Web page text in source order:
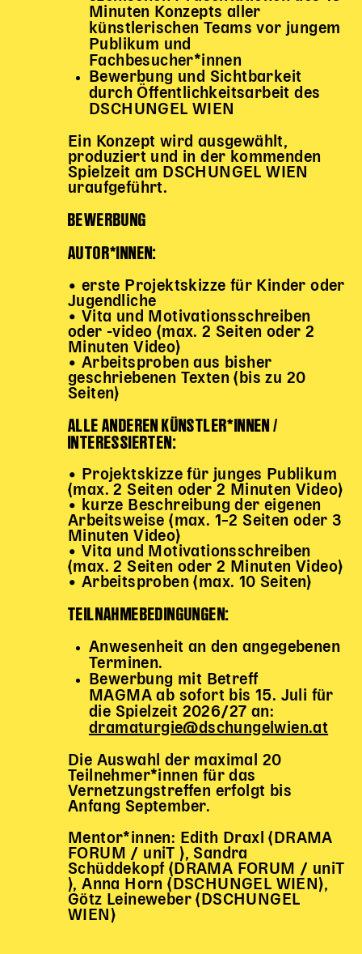
Minuten Konzepts aller
künstlerischen Teams vor jungem
Publikum und
Fachbesucher*innen
Bewerbung und Sichtbarkeit
durch Öffentlichkeitsarbeit des
DSCHUNGEL WIEN
Ein Konzept wird ausgewählt,
produziert und in der kommenden
Spielzeit am DSCHUNGEL WIEN
uraufgeführt.
BEWERBUNG
AUTOR*INNEN:
• erste Projektskizze für Kinder oder
Jugendliche
• Vita und Motivationsschreiben
oder -video (max. 2 Seiten oder 2
Minuten Video)
• Arbeitsproben aus bisher
geschriebenen Texten (bis zu 20
Seiten)
ALLE ANDEREN KÜNSTLER*INNEN /
INTERESSIERTEN:
• Projektskizze für junges Publikum
(max. 2 Seiten oder 2 Minuten Video)
• kurze Beschreibung der eigenen
Arbeitsweise (max. 1–2 Seiten oder 3
Minuten Video)
• Vita und Motivationsschreiben
(max. 2 Seiten oder 2 Minuten Video)
• Arbeitsproben (max. 10 Seiten)
TEILNAHMEBEDINGUNGEN:
Anwesenheit an den angegebenen
Terminen.
Bewerbung mit Betreff
MAGMA ab sofort bis 15. Juli für
die Spielzeit 2026/27 an:
dramaturgie@dschungelwien.at
Die Auswahl der maximal 20
Teilnehmer*innen für das
Vernetzungstreffen erfolgt bis
Anfang September.
Mentor*innen: Edith Draxl (DRAMA
FORUM / uniT ), Sandra
Schüddekopf (DRAMA FORUM / uniT
), Anna Horn (DSCHUNGEL WIEN),
Götz Leineweber (DSCHUNGEL
WIEN)